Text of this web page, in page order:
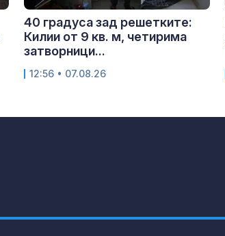
40 градуса зад решетките:
Килии от 9 кв. м, четирима
затворници...
12:56 • 07.08.26